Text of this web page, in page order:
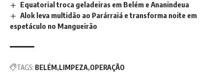
Equatorial troca geladeiras em Belém e Ananindeua
Alok leva multidão ao Parárraiá e transforma noite em
espetáculo no Mangueirão
TAGS: BELÉM LIMPEZA OPERAÇÃO